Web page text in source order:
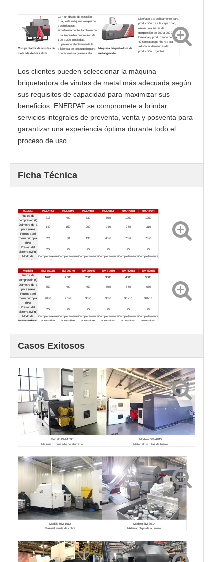
Compactador de virutas de
metal de doble salida
Con un diseño de estación
dual, esta máquina comprime
dos briquetas
simultáneamente, también con
una fuerza de compresión de
100 a 200 toneladas,
duplicando efectivamente la
eficiencia de producción para
operaciones a gran escala.
Máquina briquetadora de
metal grande
Diseñado específicamente para
producción de alta capacidad,
ofrece una fuerza de
compresión de 300 a 2000
toneladas, produciendo de 1 a
40 toneladas por hora para
satisfacer demandas de
producción urgentes.
Los clientes pueden seleccionar la máquina
briquetadora de virutas de metal más adecuada según
sus requisitos de capacidad para maximizar sus
beneficios. ENERPAT se compromete a brindar
servicios integrales de preventa, venta y posventa para
garantizar una experiencia óptima durante todo el
proceso de uso.
Ficha Técnica
Modelo BM-3114 BM-4015 BM-6320 BM-8024 BM-10028 BM-12531
Fuerza de
compresión (t)
315 400 630 800 1000 1250
Diámetro de la
paca (mm)
140 150 200 240 280 310
Potencia del
motor principal
(kW)
22 30 135 45×3 75×2 75×3
Presión del
sistema (MPa)
25 25 25 25 25 25
Modo de
funcionamiento
Completamente
automático
Completamente
automático
Completamente
automático
Completamente
automático
Completamente
automático
Completamente
automático
Modelo BM-16035 BM-20040 BM-25045 BM-30050 BM-40058 BM-50065
Fuerza de
compresión (t)
1600 2000 2500 3000 4000 5000
Diámetro de la
paca (mm)
350 400 450 500 580 650
Potencia del
motor principal
(kW)
90×3 90×4 90×5 90×8 90×10 90×13
Presión del
sistema (MPa)
25 25 25 25 25 25
Modo de
funcionamiento
Completamente
automático
Completamente
automático
Completamente
automático
Completamente
automático
Completamente
automático
Completamente
automático
Casos Exitosos
Modelo:BM-1090
Material: torneado de aluminio
Modelo:BM-4015
Material: virutas de hierro
Modelo:BM-1612
Material: viruta de cobre
Modelo:BM-3014
Material: chips de aluminio.